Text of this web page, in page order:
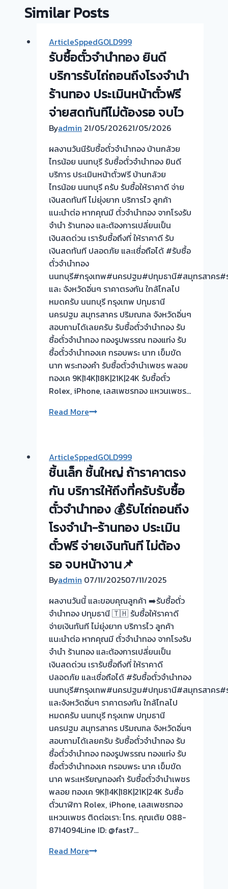
Similar Posts
ArticleSppedGOLD999
รับซื้อตั๋วจำนำทอง ยินดี
บริการรับไถ่ถอนถึงโรงจำนำ
ร้านทอง ประเมินหน้าตั๋วฟรี
จ่ายสดทันทีไม่ต้องรอ จบไว
Byadmin 21/05/202621/05/2026
ผลงานวันนีรับซื้อตั๋วจำนำทอง บ้านกล้วย
ไทรน้อย นนทบุรี รับซื้อตั๋วจำนำทอง ยินดี
บริการ ประเมินหน้าตั๋วฟรี บ้านกล้วย
ไทรน้อย นนทบุรี ครับ รับซื้อให้ราคาดี จ่าย
เงินสดทันที ไม่ยุ่งยาก บริการไว ลูกค้า
แนะนำต่อ หากคุณมี ตั๋วจำนำทอง จากโรงรับ
จำนำ ร้านทอง และต้องการเปลี่ยนเป็น
เงินสดด่วน เรารับซื้อถึงที่ ให้ราคาดี รับ
เงินสดทันที ปลอดภัย และเชื่อถือได้ #รับซื้อ
ตั๋วจำนำทอง
นนทบุรี#กรุงเทพ#นครปฐม#ปทุมธานี#สมุทรสาคร#
และ จังหวัดอิ่นๆ ราคาตรงกัน ใกล้ไกลไป
หมดครับ นนทบุรี กรุงเทพ ปทุมธานี
นครปฐม สมุทรสาคร ปริมณฑล จังหวัดอิ่นๆ
สอบถามได้เลยครับ รับซื้อตั๋วจำนำทอง รับ
ซื้อตั๋วจำนำทอง ทองรูปพรรณ ทองแท่ง รับ
ซื้อตั๋วจำนำทองเค กรอบพระ นาก เข็มขัด
นาก พระทองคำ รับซื้อตั๋วจำนำเพชร พลอย
ทองเค 9K|14K|18K|21K|24K รับซื้อตั๋ว
Rolex, iPhone, เลสเพชรทอง แหวนเพชร…
Read Moreรับ
ทอง
ยินดี
บริการ
ไถ่ถอน
ถึง
จำนำ
ร้าน
ทอง
หน้า
ตั๋ว
ฟรี
จ่าย
สด
ทันที
ไม่
ต้อง
รอ
จบไว
ArticleSppedGOLD999
ชิ้นเล็ก ชิ้นใหญ่ ถ้าราคาตรง
กัน บริการให้ถึงที่ครับรับซื้อ
ตั๋วจำนำทอง 💰รับไถ่ถอนถึง
โรงจำนำ-ร้านทอง ประเมิน
ตั๋วฟรี จ่ายเงินทันที ไม่ต้อง
รอ จบหน้างาน📌
Byadmin 07/11/202507/11/2025
ผลงานวันนี้ และขอบคุณลูกค้า ➡️รับซื้อตั่ว
จำนำทอง ปทุมธานี 🇹🇭 รับซื้อให้ราคาดี
จ่ายเงินทันที ไม่ยุ่งยาก บริการไว ลูกค้า
แนะนำต่อ หากคุณมี ตั๋วจำนำทอง จากโรงรับ
จำนำ ร้านทอง และต้องการเปลี่ยนเป็น
เงินสดด่วน เรารับซื้อถึงที่ ให้ราคาดี
ปลอดภัย และเชื่อถือได้ #รับซื้อตั๋วจำนำทอง
นนทบุรี#กรุงเทพ#นครปฐม#ปทุมธานี#สมุทรสาคร#
และจังหวัดอิ่นๆ ราคาตรงกัน ใกล้ไกลไป
หมดครับ นนทบุรี กรุงเทพ ปทุมธานี
นครปฐม สมุทรสาคร ปริมณฑล จังหวัดอิ่นๆ
สอบถามได้เลยครับ รับซื้อตั๋วจำนำทอง รับ
ซื้อตั๋วจำนำทอง ทองรูปพรรณ ทองแท่ง รับ
ซื้อตั๋วจำนำทองเค กรอบพระ นาค เข็มขัด
นาค พระเหรียญทองคำ รับซื้อตั๋วจำนำเพชร
พลอย ทองเค 9K|14K|18K|21K|24K รับซื้อ
ตั๋วนาฬิกา Rolex, iPhone, เลสเพชรทอง
แหวนเพชร ติดต่อเรา: โทร. คุณเต้ย 088-
8714094Line ID: @fast7…
Read Moreชิ้น